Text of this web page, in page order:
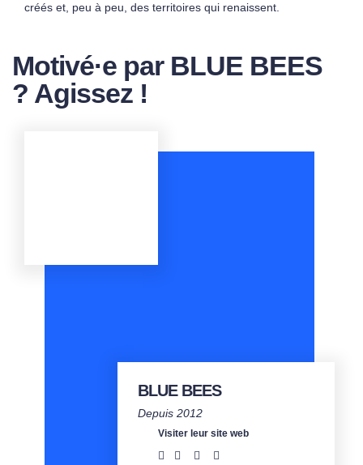
créés et, peu à peu, des territoires qui renaissent.
Motivé·e par BLUE BEES
? Agissez !
BLUE BEES
Depuis 2012
Visiter leur site web